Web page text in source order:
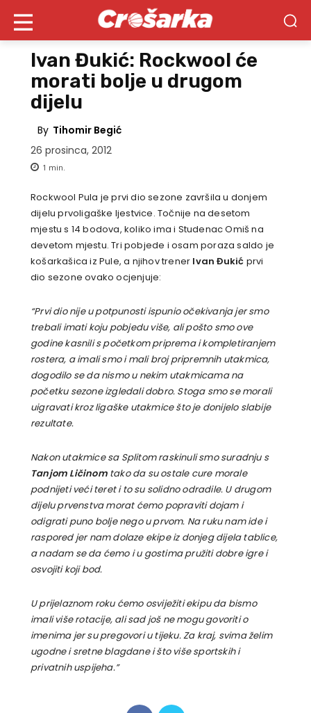
Ivan Đukić: Rockwool će
morati bolje u drugom
dijelu
By Tihomir Begić
26 prosinca, 2012
1 min.
Rockwool Pula je prvi dio sezone završila u donjem
dijelu prvoligaške ljestvice. Točnije na desetom
mjestu s 14 bodova, koliko ima i Studenac Omiš na
devetom mjestu. Tri pobjede i osam poraza saldo je
košarkašica iz Pule, a njihov trener Ivan Đukić prvi
dio sezone ovako ocjenjuje:
“Prvi dio nije u potpunosti ispunio očekivanja jer smo
trebali imati koju pobjedu više, ali pošto smo ove
godine kasnili s početkom priprema i kompletiranjem
rostera, a imali smo i mali broj pripremnih utakmica,
dogodilo se da nismo u nekim utakmicama na
početku sezone izgledali dobro. Stoga smo se morali
uigravati kroz ligaške utakmice što je donijelo slabije
rezultate.
Nakon utakmice sa Splitom raskinuli smo suradnju s
Tanjom Ličinomtako da su ostale cure morale
podnijeti veći teret i to su solidno odradile. U drugom
dijelu prvenstva morat ćemo popraviti dojam i
odigrati puno bolje nego u prvom. Na ruku nam ide i
raspored jer nam dolaze ekipe iz donjeg dijela tablice,
a nadam se da ćemo i u gostima pružiti dobre igre i
osvojiti koji bod.
U prijelaznom roku ćemo osviježiti ekipu da bismo
imali više rotacije, ali sad još ne mogu govoriti o
imenima jer su pregovori u tijeku. Za kraj, svima želim
ugodne i sretne blagdane i što više sportskih i
privatnih uspijeha.”